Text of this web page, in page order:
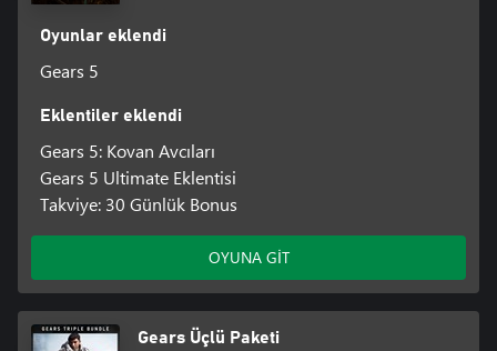
Oyunlar eklendi
Gears 5
Eklentiler eklendi
Gears 5: Kovan Avcıları
Gears 5 Ultimate Eklentisi
Takviye: 30 Günlük Bonus
OYUNA GİT
Gears Üçlü Paketi